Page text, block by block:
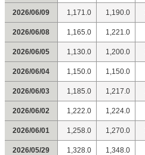
2026/06/09 1,171.0 1,190.0
2026/06/08 1,165.0 1,221.0
2026/06/05 1,130.0 1,200.0
2026/06/04 1,150.0 1,150.0
2026/06/03 1,185.0 1,217.0
2026/06/02 1,222.0 1,224.0
2026/06/01 1,258.0 1,270.0
2026/05/29 1,328.0 1,348.0